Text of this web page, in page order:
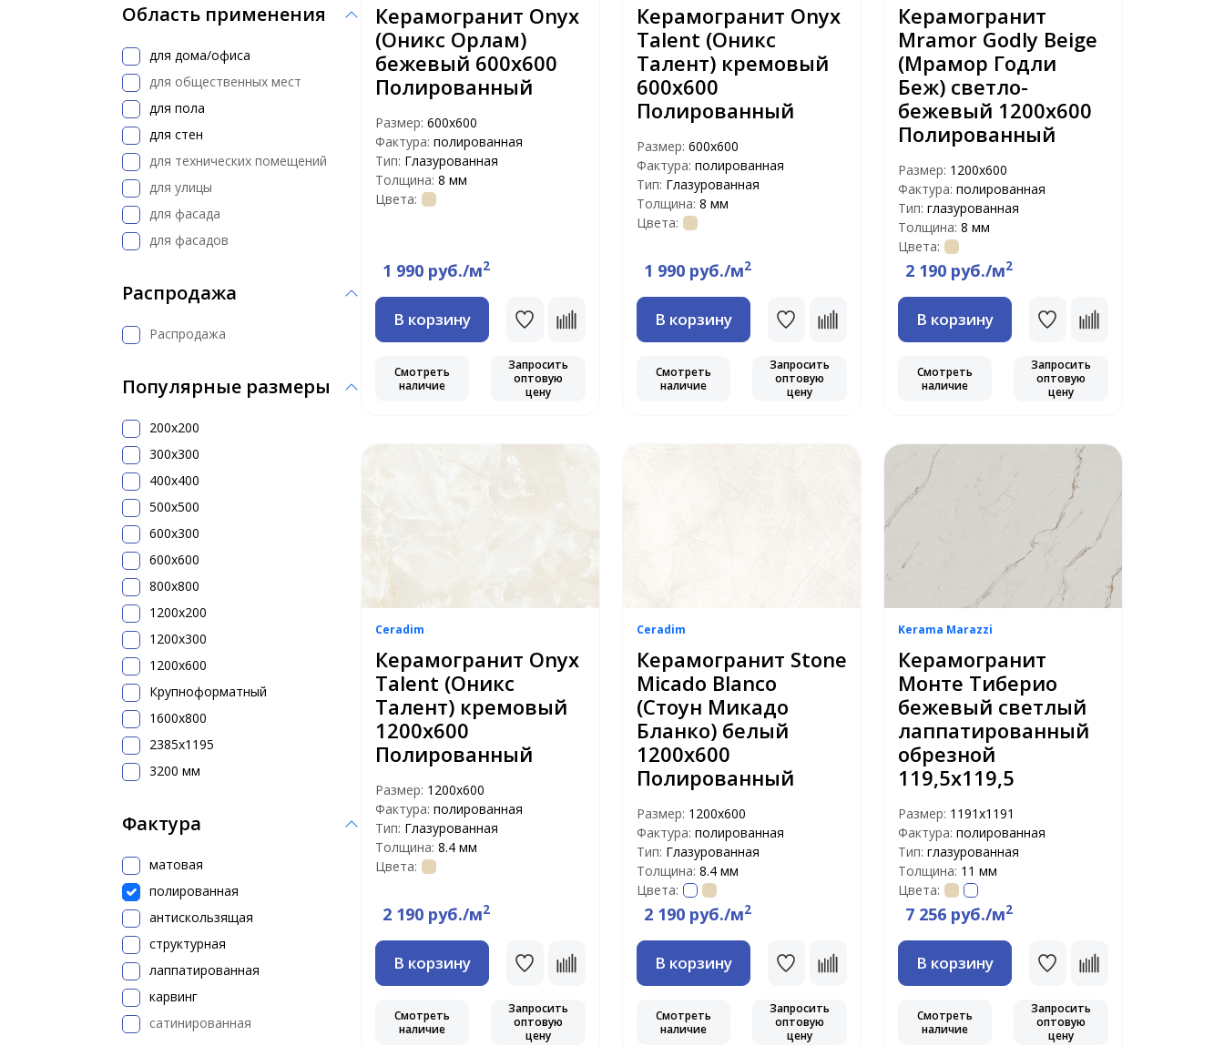
Область применения
для дома/офиса
для общественных мест
для пола
для стен
для технических помещений
для улицы
для фасада
для фасадов
Распродажа
Распродажа
Популярные размеры
200x200
300х300
400х400
500x500
600х300
600х600
800х800
1200x200
1200х300
1200х600
Крупноформатный
1600x800
2385x1195
3200 мм
Фактура
матовая
полированная
антискользящая
структурная
лаппатированная
карвинг
сатинированная
Керамогранит Onyx
(Оникс Орлам)
бежевый 600х600
Полированный
Размер: 600x600
Фактура: полированная
Тип: Глазурованная
Толщина: 8 мм
Цвета:
1 990 руб./м2
В корзину
Смотреть
наличие
Запросить
оптовую
цену
Керамогранит Onyx
Talent (Оникс
Талент) кремовый
600х600
Полированный
Размер: 600x600
Фактура: полированная
Тип: Глазурованная
Толщина: 8 мм
Цвета:
1 990 руб./м2
В корзину
Смотреть
наличие
Запросить
оптовую
цену
Керамогранит
Mramor Godly Beige
(Мрамор Годли
Беж) светло-
бежевый 1200х600
Полированный
Размер: 1200х600
Фактура: полированная
Тип: глазурованная
Толщина: 8 мм
Цвета:
2 190 руб./м2
В корзину
Смотреть
наличие
Запросить
оптовую
цену
Ceradim
Керамогранит Onyx
Talent (Оникс
Талент) кремовый
1200х600
Полированный
Размер: 1200x600
Фактура: полированная
Тип: Глазурованная
Толщина: 8.4 мм
Цвета:
2 190 руб./м2
В корзину
Смотреть
наличие
Запросить
оптовую
цену
Ceradim
Керамогранит Stone
Micado Blanco
(Стоун Микадо
Бланко) белый
1200х600
Полированный
Размер: 1200x600
Фактура: полированная
Тип: Глазурованная
Толщина: 8.4 мм
Цвета:
2 190 руб./м2
В корзину
Смотреть
наличие
Запросить
оптовую
цену
Kerama Marazzi
Керамогранит
Монте Тиберио
бежевый светлый
лаппатированный
обрезной
119,5х119,5
Размер: 1191х1191
Фактура: полированная
Тип: глазурованная
Толщина: 11 мм
Цвета:
7 256 руб./м2
В корзину
Смотреть
наличие
Запросить
оптовую
цену